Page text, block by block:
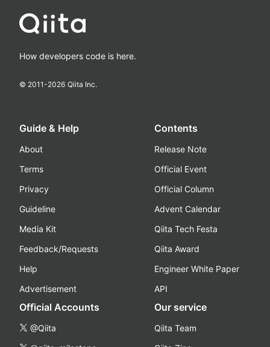
How developers code is here.
© 2011-2026 Qiita Inc.
Guide & Help
About
Terms
Privacy
Guideline
Media Kit
Feedback/Requests
Help
Advertisement
Contents
Release Note
Official Event
Official Column
Advent Calendar
Qiita Tech Festa
Qiita Award
Engineer White Paper
API
Official Accounts
@Qiita
Our service
Qiita Team